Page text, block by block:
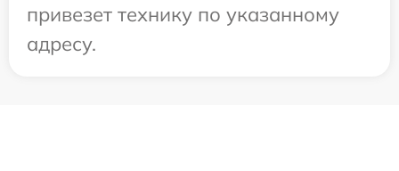
привезет технику по указанному
адресу.